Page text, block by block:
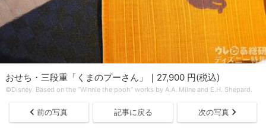
おせち・三段重「くまのプーさん」｜27,900 円(税込)
©Disney. Based on the “Winnie the pooh” works by A.A. Milne and E.H. Shepard.
前の写真 記事に戻る 次の写真